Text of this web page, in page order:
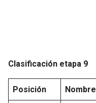
Clasificación etapa 9
Posición Nombre